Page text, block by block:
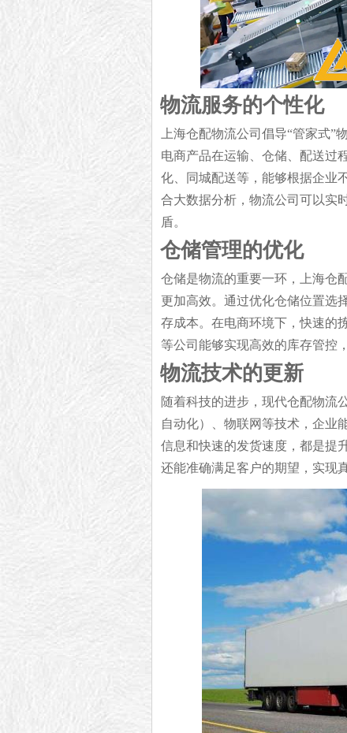
物流服务的个性化
上海仓配物流公司倡导“管家式
电商产品在运输、仓储、配送过
化、同城配送等，能够根据企业
合大数据分析，物流公司可以实
盾。
仓储管理的优化
仓储是物流的重要一环，上海仓
更加高效。通过优化仓储位置选
存成本。在电商环境下，快速的
等公司能够实现高效的库存管控
物流技术的更新
随着科技的进步，现代仓配物流
自动化）、物联网等技术，企业
信息和快速的发货速度，都是提
还能准确满足客户的期望，实现